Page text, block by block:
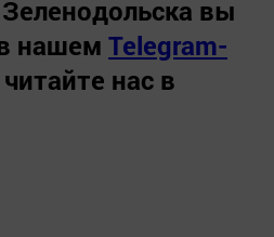
вы
нашем Telegram-
нас в